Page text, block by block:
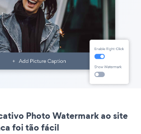
Photo Watermark ao site
foi tão fácil